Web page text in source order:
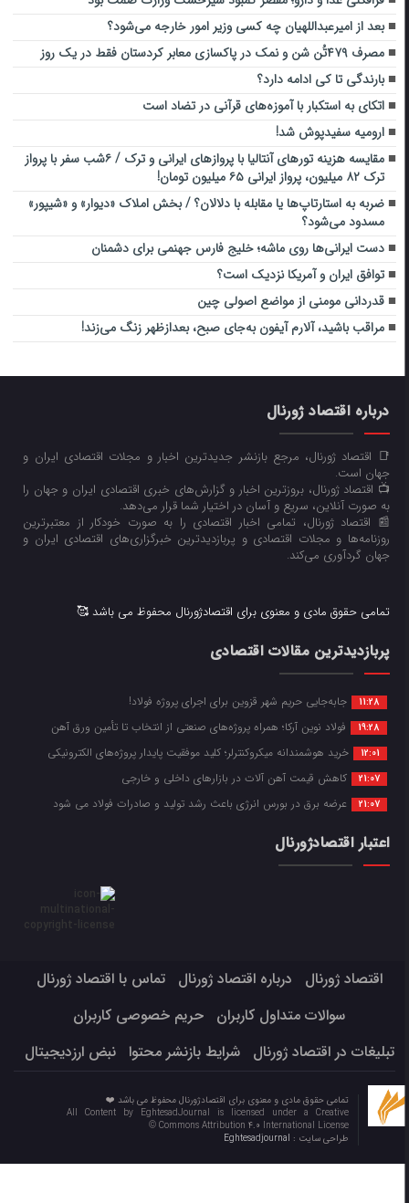
بعد از امیرعبداللهیان چه کسی وزیر امور خارجه می‌شود؟
مصرف ۴۷۹تُن شن و نمک در پاکسازی معابر کردستان فقط در یک روز
بارندگی تا کی ادامه دارد؟
اتکای به استکبار با آموزه‌های قرآنی در تضاد است
ارومیه سفیدپوش شد!
مقایسه هزینه‎ تورهای آنتالیا با پروازهای ایرانی و ترک / ۶شب سفر با پرواز
ترک ۸۲ میلیون، پرواز ایرانی ۶۵ میلیون تومان!
ضربه به استارتاپ‌ها یا مقابله با دلالان؟ / بخش املاک «دیوار» و «شیپور»
مسدود می‌شود؟
دست ایرانی‌ها روی ماشه؛ خلیج فارس جهنمی برای دشمنان
توافق ایران و آمریکا نزدیک است؟
قدردانی مومنی از مواضع اصولی چین
مراقب باشید، آلارم آیفون به‌جای صبح، بعدازظهر زنگ می‌زند!
درباره اقتصاد ژورنال
📑 اقتصاد ژورنال، مرجع بازنشر جدیدترین اخبار و مجلات اقتصادی ایران و
جهان است.
📺 اقتصاد ژورنال، بروزترین اخبار و گزارش‌های خبری اقتصادی ایران و جهان را
به صورت آنلاین، سریع و آسان در اختیار شما قرار می‌‌دهد.
📰 اقتصاد ژورنال، تمامی اخبار اقتصادی را به صورت خودکار از معتبرترین
روزنامه‌ها و مجلات اقتصادی و پربازدیدترین خبرگزاری‌های اقتصادی ایران و
جهان گردآوری می‌کند.
تمامی حقوق مادی و معنوی برای اقتصادژورنال محفوظ می باشد 🥰
پربازدیدترین مقالات اقتصادی
11:28 جابه‌جایی حریم شهر قزوین برای اجرای پروژه فولاد!
19:28 فولاد نوین آرکا؛ همراه پروژه‌های صنعتی از انتخاب تا تأمین ورق آهن
12:01 خرید هوشمندانه میکروکنترلر؛ کلید موفقیت پایدار پروژه‌های الکترونیکی
21:07 کاهش قیمت آهن آلات در بازارهای داخلی و خارجی
21:07 عرضه برق در بورس انرژی باعث رشد تولید و صادرات فولاد می شود
اعتبار اقتصادژورنال
اقتصاد ژورنال درباره اقتصاد ژورنال
تماس با اقتصاد ژورنال
سوالات متداول کاربران
حریم خصوصی کاربران
تبلیغات در اقتصاد ژورنال
شرایط بازنشر محتوا نبض ارزدیجیتال
تمامی حقوق مادی و معنوی برای اقتصادژورنال محفوظ می باشد ❤️
All Content by EghtesadJournal is licensed under a Creative
Commons Attribution 4.0 International License ©️
طراحی سایت :